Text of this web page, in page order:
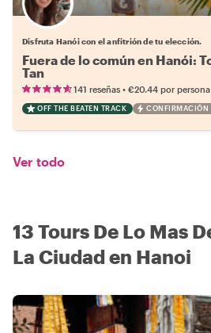
Elige tu local favorito
Disfruta Hanói con el anfitrión de tu elección.
Fuera de lo común en Hanói:
Tan
141 reseñas • €20.44 por persona
OFF THE BEATEN TRACK CONFIRMACIÓN
Ver todo
13 Tours De Lo Mas
La Ciudad en Hanoi